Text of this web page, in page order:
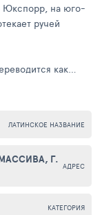
Юкспорр, на юго-
ручей
как
интереснейшее
открыл
в
ЛАТИНСКОЕ НАЗВАНИЕ
АДРЕС
Г.
КАТЕГОРИЯ